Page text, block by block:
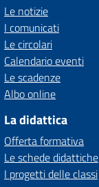
Le notizie
I comunicati
Le circolari
Calendario eventi
Le scadenze
Albo online
La didattica
Offerta formativa
Le schede didattiche
I progetti delle classi